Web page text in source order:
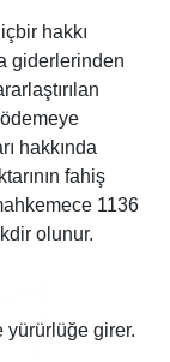
hakkı
giderlerinden
hakkında
fahiş
1136
olunur.
yürürlüğe girer.